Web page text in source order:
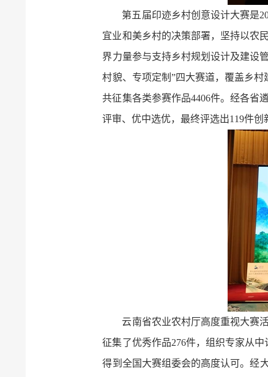
第五届印迹乡村创意设计大赛是
宜业和美乡村的决策部署，坚持以农
界力量参与支持乡村规划设计及建设
村貌、专项定制”四大赛道，覆盖乡村
共征集各类参赛作品4406件。经各省
评审、优中选优，最终评选出119件
云南省农业农村厅高度重视大赛
征集了优秀作品276件，组织专家从
得到全国大赛组委会的高度认可。经